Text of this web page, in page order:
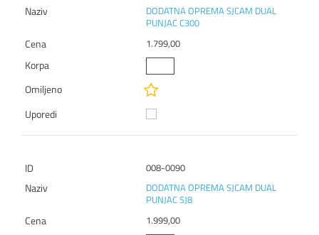
DODATNA OPREMA SJCAM DUAL
PUNJAC C300
1.799,00
008-0090
DODATNA OPREMA SJCAM DUAL
PUNJAC SJ8
1.999,00